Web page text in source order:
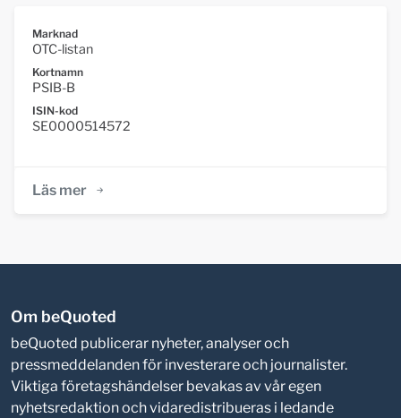
Marknad
OTC-listan
Kortnamn
PSIB-B
ISIN-kod
SE0000514572
Läs mer
Om beQuoted
beQuoted publicerar nyheter, analyser och
pressmeddelanden för investerare och journalister.
Viktiga företagshändelser bevakas av vår egen
nyhetsredaktion och vidaredistribueras i ledande